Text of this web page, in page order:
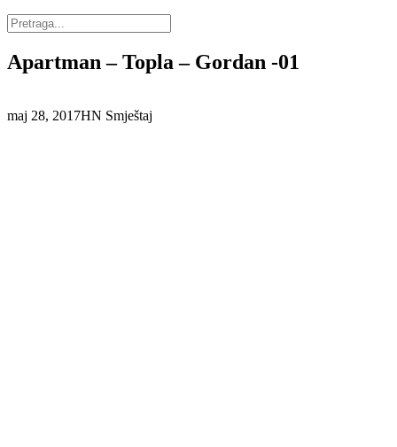
Apartman – Topla – Gordan -01
maj 28, 2017HN Smještaj